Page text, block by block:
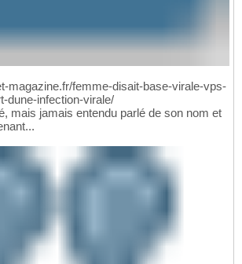
magazine.fr/femme-disait-base-virale-vps-
dune-infection-virale/
mais jamais entendu parlé de son nom et